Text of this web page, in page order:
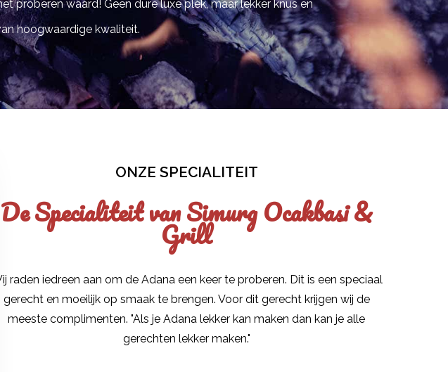
proberen waard! Geen dure luxe plek, maar lekker knus en
hoogwaardige kwaliteit.
ONZE SPECIALITEIT
De Specialiteit van Simurg Ocakbasi &
Grill
raden iedreen aan om de Adana een keer te proberen. Dit is een speciaal
gerecht en moeilijk op smaak te brengen. Voor dit gerecht krijgen wij de
meeste complimenten. "Als je Adana lekker kan maken dan kan je alle
gerechten lekker maken."